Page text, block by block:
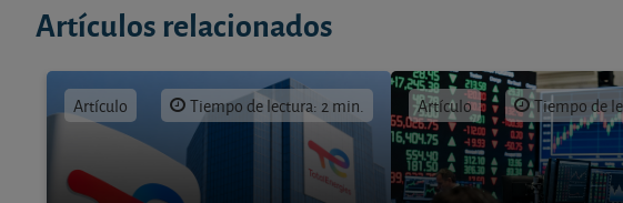
Artículos relacionados
Artículo Tiempo de lectura: 2 min. Artículo Tiempo de